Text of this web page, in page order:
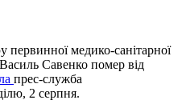
первинної медико-санітарної
Савенко помер від
прес-служба
2 серпня.